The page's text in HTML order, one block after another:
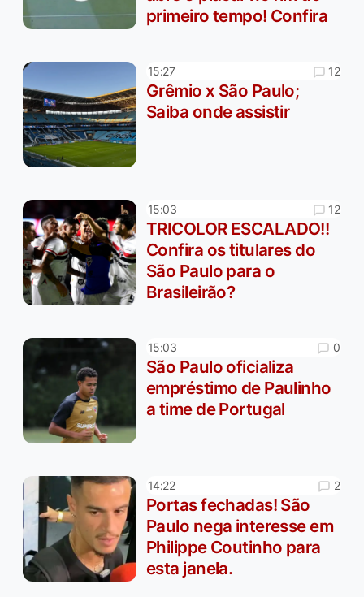
primeiro tempo! Confira
15:27 12
Grêmio x São Paulo;
Saiba onde assistir
15:03 12
TRICOLOR ESCALADO!!
Confira os titulares do
São Paulo para o
Brasileirão?
15:03 0
São Paulo oficializa
empréstimo de Paulinho
a time de Portugal
14:22 2
Portas fechadas! São
Paulo nega interesse em
Philippe Coutinho para
esta janela.